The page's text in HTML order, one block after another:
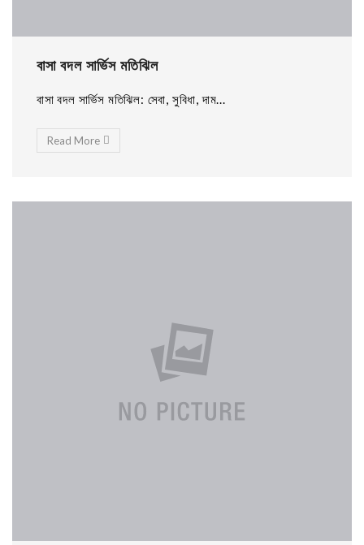
বাসা বদল সার্ভিস মতিঝিল
বাসা বদল সার্ভিস মতিঝিল: সেবা, সুবিধা, দাম...
Read More